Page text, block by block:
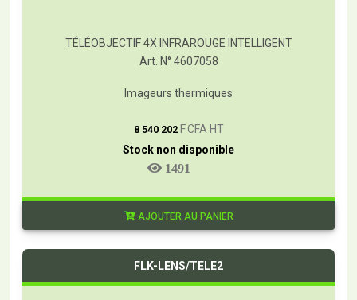
TÉLÉOBJECTIF 4X INFRAROUGE INTELLIGENT
Art. N° 4607058
Imageurs thermiques
8 540 202 F CFA HT
Stock non disponible
1491
AJOUTER AU PANIER
FLK-LENS/TELE2